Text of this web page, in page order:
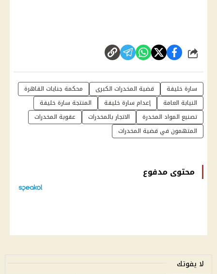
شارك
سارة خليفة قضية المخدرات الكبرى
محكمة جنايات القاهرة
النيابة العامة
إعدام سارة خليفة
المنتجة سارة خليفة
تصنيع المواد المخدرة
الاتجار بالمخدرات
عقوبة المخدرات
المتهمون في قضية المخدرات
محتوى مدفوع
لا يفوتك